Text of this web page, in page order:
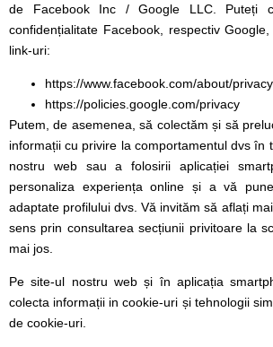
de Facebook Inc / Google LLC. Puteți
confidențialitate Facebook, respectiv
link-uri:
https://www.facebook.com/about/privacy
https://policies.google.com/privacy
Putem, de asemenea, să colectăm și să
informații cu privire la comportamentul dvs în
nostru web sau a folosirii aplicației
personaliza experiența online și a vă
adaptate profilului dvs. Vă invităm să aflați
sens prin consultarea secțiunii privitoare la
mai jos.
Pe site-ul nostru web și în aplicația
colecta informații in cookie-uri și tehnologii
de cookie-uri.